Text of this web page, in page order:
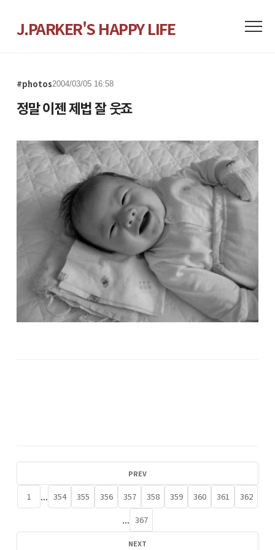
J.PARKER'S HAPPY LIFE
#photos2004/03/05 16:58
정말 이젠 제법 잘 웃죠
PREV
1 ... 354 355 356 357 358 359 360 361 362
... 367
NEXT